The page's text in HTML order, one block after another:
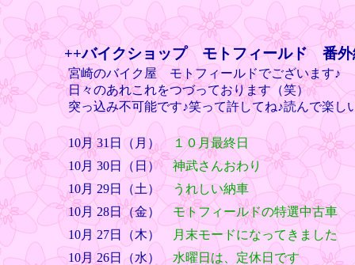
++バイクショップ モトフィールド 番外
宮崎のバイク屋 モトフィールドでございます♪
日々のあれこれをつづっております（笑）
突っ込み不可能です♪笑って許してね♪読んで楽し
10月 31日（月）
１０月最終日
10月 30日（日）
神武さんおわり
10月 29日（土）
うれしい納車
10月 28日（金）
モトフィールドの特選中古車
10月 27日（木）
月末モードになってきました
10月 26日（水）
水曜日は、定休日です